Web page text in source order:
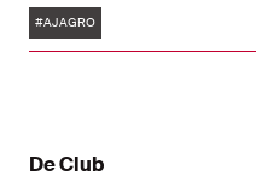
toeschouwers en
Dat is onacceptabel.
Tags
#AJAGRO
De Club